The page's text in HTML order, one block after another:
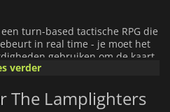
turn-based tactische RPG die
in real time - je moet het
gebruiken om de kaart
schakelen en je agenten op
gevechten op een
verder
The Lamplighters